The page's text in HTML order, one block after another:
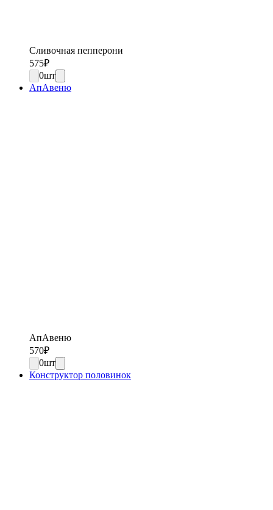
Сливочная пепперони
575₽
0шт
АпАвеню
АпАвеню
570₽
0шт
Конструктор половинок